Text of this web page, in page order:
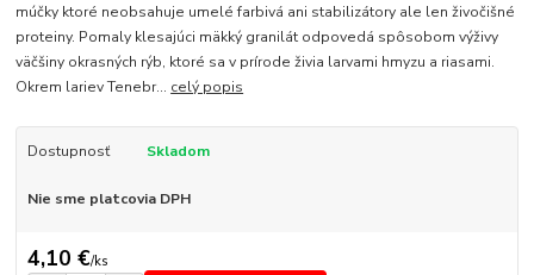
múčky ktoré neobsahuje umelé farbivá ani stabilizátory ale len živočišné
proteiny. Pomaly klesajúci mäkký granilát odpovedá spôsobom výživy
väčšiny okrasných rýb, ktoré sa v prírode živia larvami hmyzu a riasami.
Okrem lariev Tenebr... celý popis
Dostupnosť Skladom
Nie sme platcovia DPH
4,10 €/ks